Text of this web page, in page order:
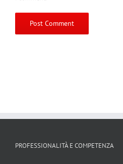
PROFESSIONALITÀ E COMPETENZA